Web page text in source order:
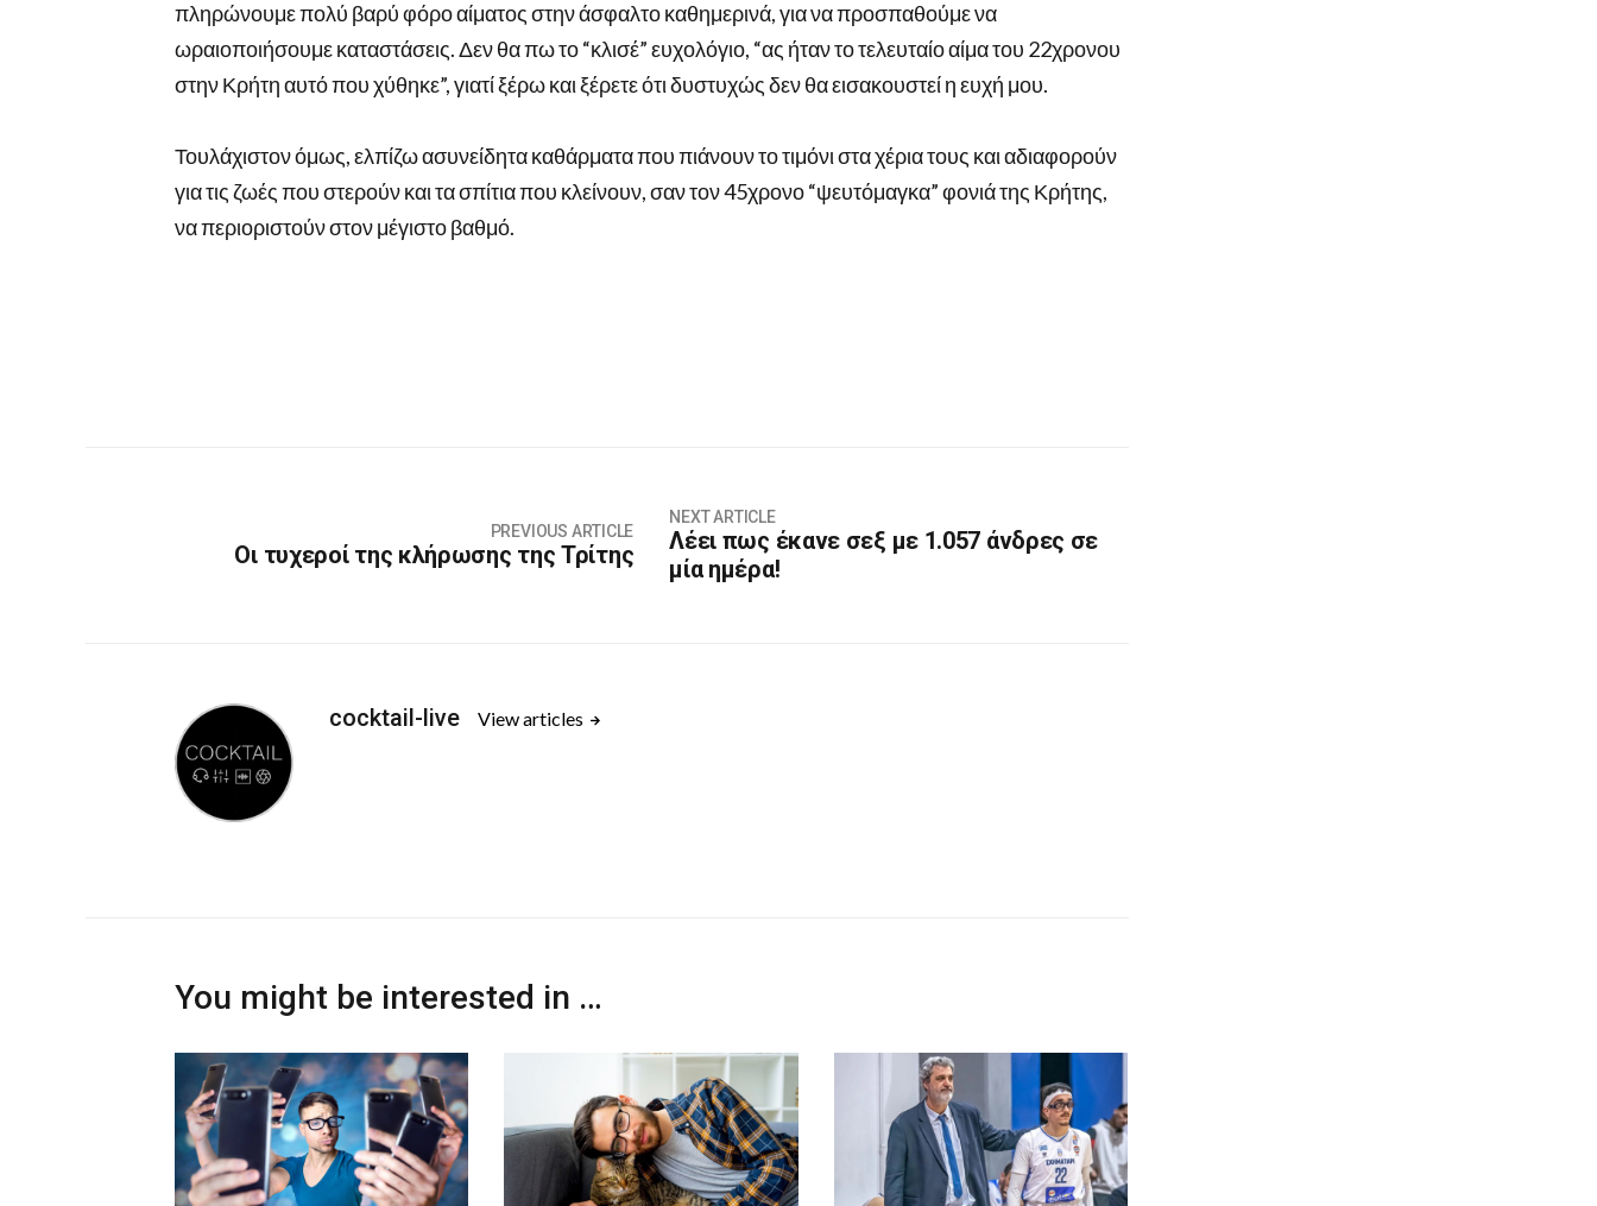
πληρώνουμε πολύ βαρύ φόρο αίματος στην άσφαλτο καθημερινά, για να προσπαθούμε να
ωραιοποιήσουμε καταστάσεις. Δεν θα πω το “κλισέ” ευχολόγιο, “ας ήταν το τελευταίο αίμα του 22χρονου
στην Κρήτη αυτό που χύθηκε”, γιατί ξέρω και ξέρετε ότι δυστυχώς δεν θα εισακουστεί η ευχή μου.
Τουλάχιστον όμως, ελπίζω ασυνείδητα καθάρματα που πιάνουν το τιμόνι στα χέρια τους και αδιαφορούν
για τις ζωές που στερούν και τα σπίτια που κλείνουν, σαν τον 45χρονο “ψευτόμαγκα” φονιά της Κρήτης,
να περιοριστούν στον μέγιστο βαθμό.
PREVIOUS ARTICLE
Οι τυχεροί της κλήρωσης της Τρίτης
NEXT ARTICLE
Λέει πως έκανε σεξ με 1.057 άνδρες σε
μία ημέρα!
cocktail-live View articles
You might be interested in …